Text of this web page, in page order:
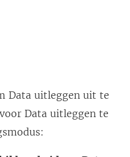
Data uitleggen uit te
Data uitleggen te